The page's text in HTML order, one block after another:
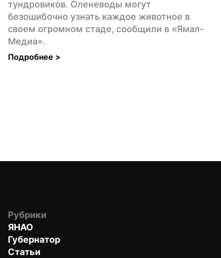
тундровиков. Оленеводы могут
безошибочно узнать каждое животное в
своем огромном стаде, сообщили в «Ямал-
Медиа».
Подробнее >
Рубрики
ЯНАО
Губернатор
Статьи